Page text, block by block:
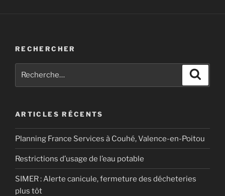
RECHERCHER
ARTICLES RÉCENTS
Planning France Services à Couhé, Valence-en-Poitou
Restrictions d’usage de l’eau potable
SIMER : Alerte canicule, fermeture des décheteries
plus tôt